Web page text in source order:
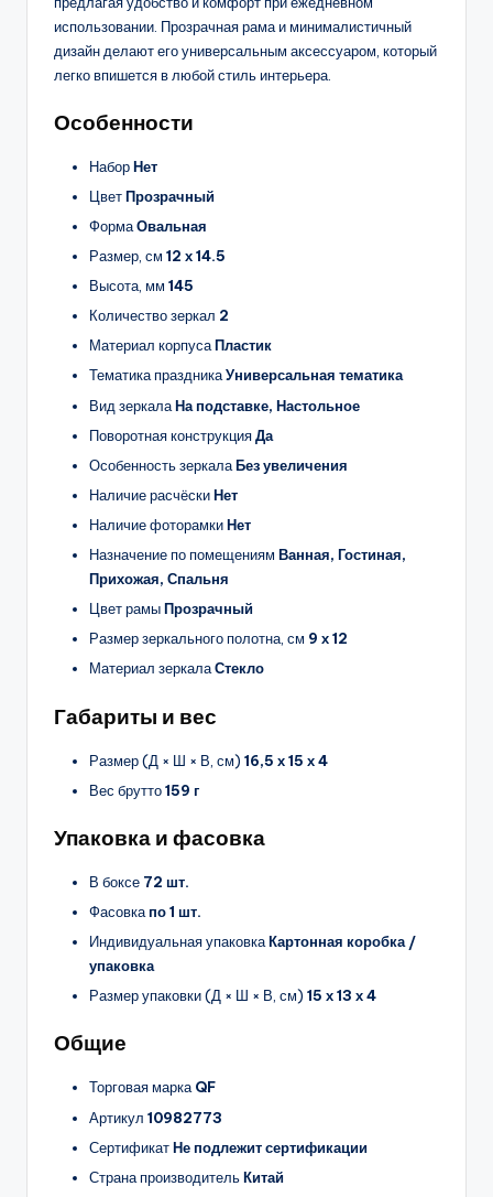
использовании. Прозрачная рама и минималистичный
дизайн делают его универсальным аксессуаром, который
легко впишется в любой стиль интерьера.
Особенности
НаборНет
ЦветПрозрачный
ФормаОвальная
Размер, см 12 х 14.5
Высота, мм 145
Количество зеркал 2
Материал корпусаПластик
Тематика праздникаУниверсальная тематика
Вид зеркалаНа подставке, Настольное
Поворотная конструкцияДа
Особенность зеркалаБез увеличения
Наличие расчёскиНет
Наличие фоторамкиНет
Назначение по помещениям Ванная, Гостиная,
Прихожая, Спальня
Цвет рамыПрозрачный
Размер зеркального полотна, см 9 х 12
Материал зеркалаСтекло
Габариты и вес
Размер (Д × Ш × В, см) 16,5 х 15 х 4
Вес брутто159 г
Упаковка и фасовка
В боксе 72 шт.
Фасовкапо 1 шт.
Индивидуальная упаковкаКартонная коробка /
упаковка
Размер упаковки (Д × Ш × В, см) 15 х 13 х 4
Общие
Торговая маркаQF
Артикул 10982773
СертификатНе подлежит сертификации
Страна производительКитай